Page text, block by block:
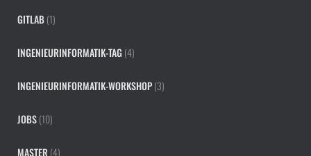
GITLAB(1)
INGENIEURINFORMATIK-TAG (4)
INGENIEURINFORMATIK-WORKSHOP(3)
JOBS(10)
MASTER (4)